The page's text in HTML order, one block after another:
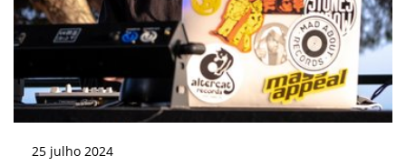
25 julho 2024